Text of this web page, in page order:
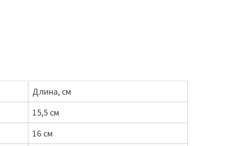
Длина, см
15,5 см
16 см